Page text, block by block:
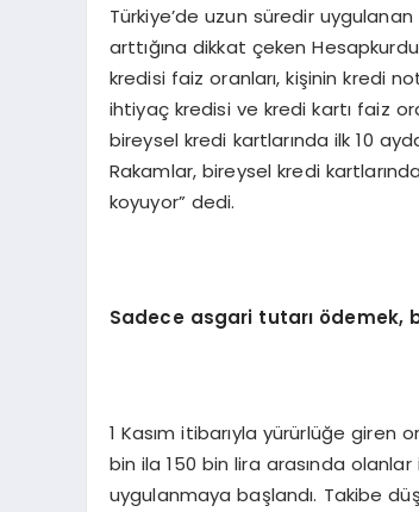
Türkiye’de uzun süredir
arttığına dikkat çeken
kredisi faiz oranları, kişinin kredi
ihtiyaç kredisi ve kredi kartı faiz
bireysel kredi kartlarında ilk 10
Rakamlar, bireysel kredi
koyuyor” dedi.
Sadece asgari tutarı ödemek,
1 Kasım itibarıyla yürürlüğe giren
bin ila 150 bin lira arasında
uygulanmaya başlandı. Takibe